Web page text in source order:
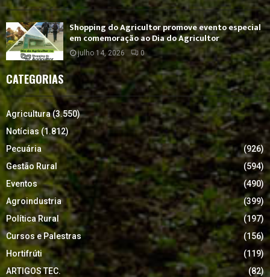
Shopping do Agricultor promove evento especial
em comemoração ao Dia do Agricultor
julho 14, 2026 0
CATEGORIAS
Agricultura(3.550)
Notícias (1.812)
Pecuária
(926)
Gestão Rural
(594)
Eventos
(490)
Agroindustria
(399)
Política Rural
(197)
Cursos e Palestras
(156)
Hortifrúti
(119)
ARTIGOS TEC.
(82)